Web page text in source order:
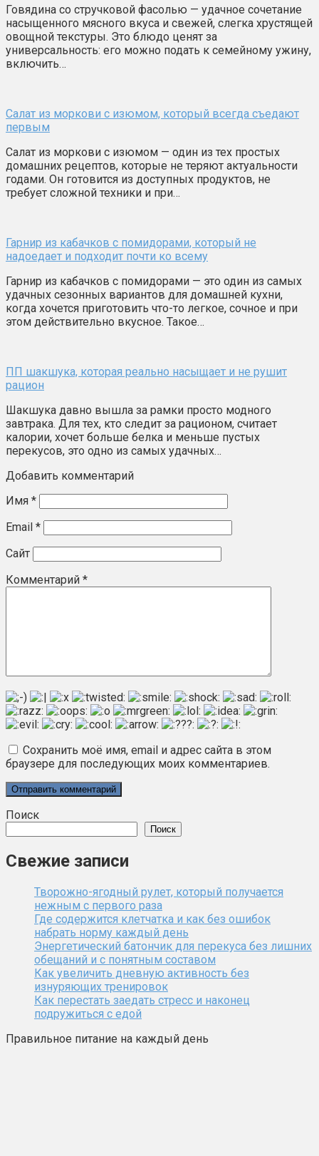
Говядина со стручковой фасолью — удачное сочетание
насыщенного мясного вкуса и свежей, слегка хрустящей
овощной текстуры. Это блюдо ценят за
универсальность: его можно подать к семейному ужину,
включить…
Салат из моркови с изюмом, который всегда съедают
первым
Салат из моркови с изюмом — один из тех простых
домашних рецептов, которые не теряют актуальности
годами. Он готовится из доступных продуктов, не
требует сложной техники и при…
Гарнир из кабачков с помидорами, который не
надоедает и подходит почти ко всему
Гарнир из кабачков с помидорами — это один из самых
удачных сезонных вариантов для домашней кухни,
когда хочется приготовить что-то легкое, сочное и при
этом действительно вкусное. Такое…
ПП шакшука, которая реально насыщает и не рушит
рацион
Шакшука давно вышла за рамки просто модного
завтрака. Для тех, кто следит за рационом, считает
калории, хочет больше белка и меньше пустых
перекусов, это одно из самых удачных…
Добавить комментарий
Имя *
Email *
Сайт
Комментарий *
Сохранить моё имя, email и адрес сайта в этом
браузере для последующих моих комментариев.
Поиск
Поиск
Свежие записи
Творожно-ягодный рулет, который получается
нежным с первого раза
Где содержится клетчатка и как без ошибок
набрать норму каждый день
Энергетический батончик для перекуса без лишних
обещаний и с понятным составом
Как увеличить дневную активность без
изнуряющих тренировок
Как перестать заедать стресс и наконец
подружиться с едой
Правильное питание на каждый день